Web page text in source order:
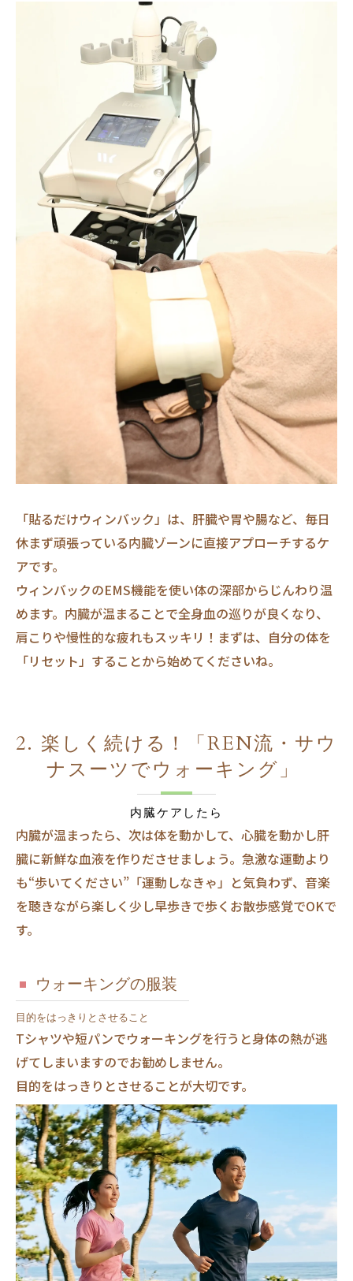
「貼るだけウィンバック」は、肝臓や胃や腸など、毎日
休まず頑張っている内臓ゾーンに直接アプローチするケ
アです。
ウィンバックのEMS機能を使い体の深部からじんわり温
めます。内臓が温まることで全身血の巡りが良くなり、
肩こりや慢性的な疲れもスッキリ！まずは、自分の体を
「リセット」することから始めてくださいね。
2. 楽しく続ける！「REN流・サウ
ナスーツでウォーキング」
内臓ケアしたら
内臓が温まったら、次は体を動かして、心臓を動かし肝
臓に新鮮な血液を作りださせましょう。急激な運動より
も“歩いてください”「運動しなきゃ」と気負わず、音楽
を聴きながら楽しく少し早歩きで歩くお散歩感覚でOKで
す。
ウォーキングの服装
目的をはっきりとさせること
Tシャツや短パンでウォーキングを行うと身体の熱が逃
げてしまいますのでお勧めしません。
目的をはっきりとさせることが大切です。